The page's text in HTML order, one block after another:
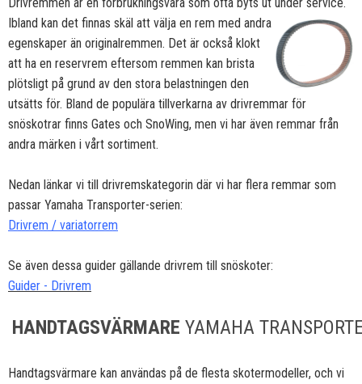
Ibland kan det finnas skäl att välja en rem med andra
egenskaper än originalremmen. Det är också klokt
att ha en reservrem eftersom remmen kan brista
plötsligt på grund av den stora belastningen den
utsätts för. Bland de populära tillverkarna av drivremmar för
snöskotrar finns Gates och SnoWing, men vi har även remmar från
andra märken i vårt sortiment.
Nedan länkar vi till drivremskategorin där vi har flera remmar som
passar Yamaha Transporter-serien:
Drivrem / variatorrem
Se även dessa guider gällande drivrem till snöskoter:
Guider - Drivrem
HANDTAGSVÄRMARE YAMAHA
Handtagsvärmare kan användas på de flesta skotermodeller, och vi